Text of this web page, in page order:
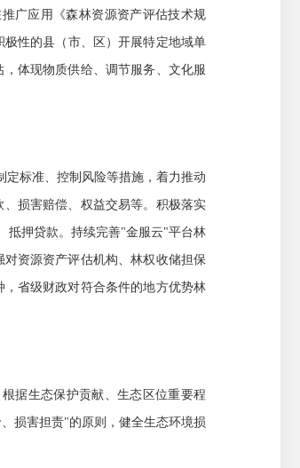
广应用《森林资源资产评估技术规
性的县（市、区）开展特定地域单
体现物质供给、调节服务、文化服
标准、控制风险等措施，着力推动
损害赔偿、权益交易等。积极落实
抵押贷款。持续完善"金服云"平台林
资源资产评估机构、林权收储担保
省级财政对符合条件的地方优势林
据生态保护贡献、生态区位重要程
损害担责"的原则，健全生态环境损